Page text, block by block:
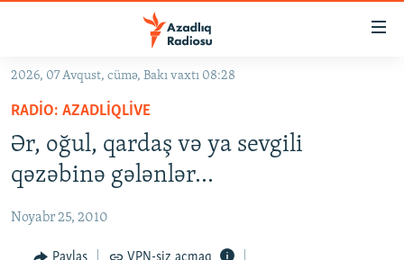
Əsas
qayıt
Əsas
naviqasiyaya
qayıt
Axtarışa
GÜNDƏM
KORRUPSIOMETR
#ƏSLINDƏ
FƏRQƏ BAX
2026, 07 Avqust, cümə, Bakı vaxtı 08:28
RADIO: AZADLIQLIVE
Ər, oğul, qardaş və ya sevgili
qəzəbinə gələnlər...
Noyabr 25, 2010